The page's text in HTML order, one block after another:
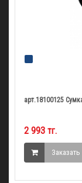
арт.18100125
2 993 тг.
Заказать